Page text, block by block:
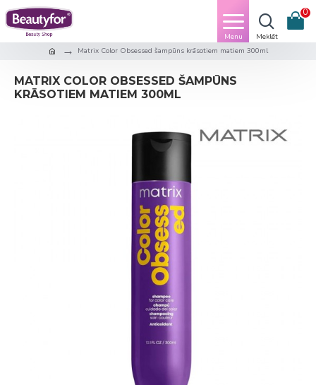
0
Matrix Color Obsessed šampūns krāsotiem matiem 300ml
MATRIX COLOR OBSESSED ŠAMPŪNS
KRĀSOTIEM MATIEM 300ML